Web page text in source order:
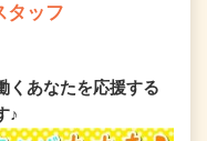
タッフ
くあなたを応援する
♪